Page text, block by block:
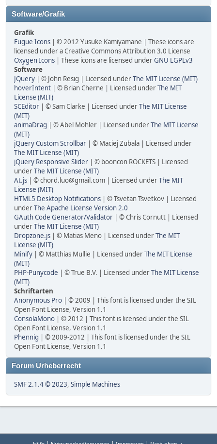
Software/Grafik
Grafik
Fugue Icons | © 2012 Yusuke Kamiyamane | These icons are
licensed under a Creative Commons Attribution 3.0 License
Oxygen Icons | These icons are licensed underGNU LGPLv3
Software
JQuery | © John Resig | Licensed underThe MIT License (MIT)
hoverIntent | © Brian Cherne | Licensed underThe MIT
License (MIT)
SCEditor | © Sam Clarke | Licensed underThe MIT License
(MIT)
animaDrag | © Abel Mohler | Licensed underThe MIT License
(MIT)
jQuery Custom Scrollbar | © Maciej Zubala | Licensed under
The MIT License (MIT)
jQuery Responsive Slider | © booncon ROCKETS | Licensed
underThe MIT License (MIT)
At.js | © chord.luo@gmail.com | Licensed underThe MIT
License (MIT)
HTML5 Desktop Notifications | © Tsvetan Tsvetkov | Licensed
underThe Apache License Version 2.0
GAuth Code Generator/Validator | © Chris Cornutt | Licensed
underThe MIT License (MIT)
Dropzone.js | © Matias Meno | Licensed underThe MIT
License (MIT)
Minify | © Matthias Mullie | Licensed underThe MIT License
(MIT)
PHP-Punycode | © True B.V. | Licensed underThe MIT License
(MIT)
Schriftarten
Anonymous Pro | © 2009 | This font is licensed under the SIL
Open Font License, Version 1.1
ConsolaMono | © 2012 | This font is licensed under the SIL
Open Font License, Version 1.1
Phennig | © 2009-2012 | This font is licensed under the SIL
Open Font License, Version 1.1
Forum Urheberrecht
SMF 2.1.4 © 2023, Simple Machines